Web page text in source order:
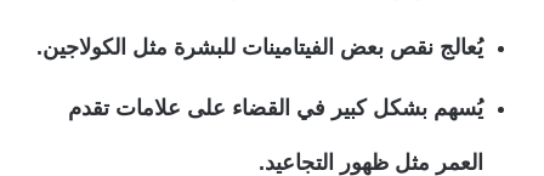
يُعالج نقص بعض الفيتامينات للبشرة مثل الكولاجين.
يُسهم بشكل كبير في القضاء على علامات تقدم
العمر مثل ظهور التجاعيد.